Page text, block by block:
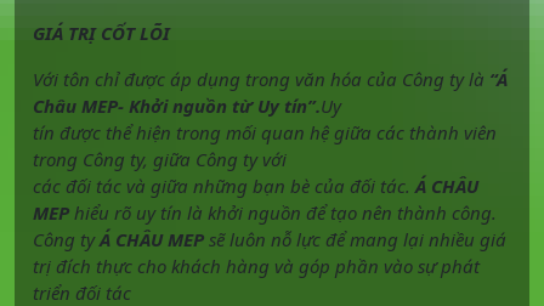
GIÁ TRỊ CỐT LÕI
Với tôn chỉ được áp dụng trong văn hóa của Công ty là “Á
Châu MEP- Khởi nguồn từ Uy tín”.Uy
tín được thể hiện trong mối quan hệ giữa các thành viên
trong Công ty, giữa Công ty với
các đối tác và giữa những bạn bè của đối tác. Á CHÂU
MEP hiểu rõ uy tín là khởi nguồn để tạo nên thành công.
Công tyÁ CHÂU MEP sẽ luôn nỗ lực để mang lại nhiều giá
trị đích thực cho khách hàng và góp phần vào sự phát
triển đối tác